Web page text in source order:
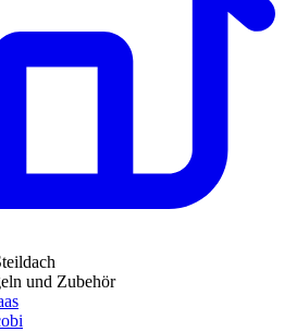
und Zubehör